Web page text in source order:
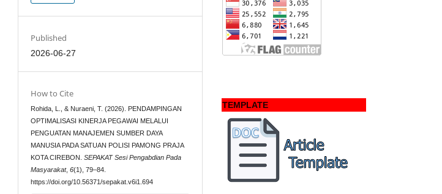
Published
2026-06-27
How to Cite
Rohida, L., & Nuraeni, T. (2026). PENDAMPINGAN
OPTIMALISASI KINERJA PEGAWAI MELALUI
PENGUATAN MANAJEMEN SUMBER DAYA
MANUSIA PADA SATUAN POLISI PAMONG PRAJA
KOTA CIREBON.SEPAKAT Sesi Pengabdian Pada
Masyarakat,6(1), 79–84.
https://doi.org/10.56371/sepakat.v6i1.694
TEMPLATE